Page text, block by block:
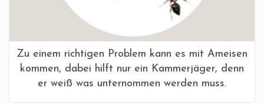
Zu einem richtigen Problem kann es mit Ameisen
kommen, dabei hilft nur ein Kammerjäger, denn
er weiß was unternommen werden muss.